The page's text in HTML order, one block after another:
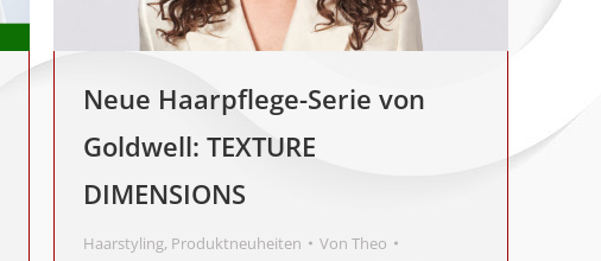
Neue Haarpflege-Serie von
Goldwell: TEXTURE
DIMENSIONS
Haarstyling, Produktneuheiten Von Theo